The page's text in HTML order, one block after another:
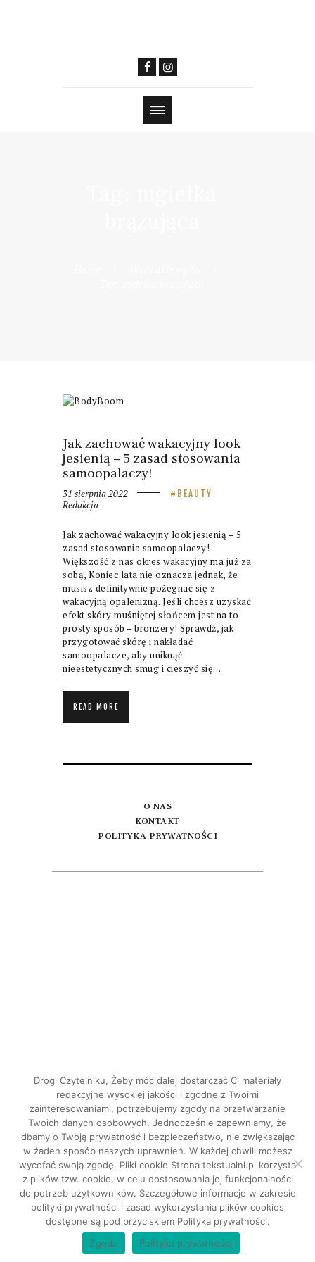
Jak zachować wakacyjny look
jesienią – 5 zasad stosowania
samoopalaczy!
31 sierpnia 2022 BEAUTY
Redakcja
Jak zachować wakacyjny look jesienią – 5
zasad stosowania samoopalaczy!
Większość z nas okres wakacyjny ma już za
sobą, Koniec lata nie oznacza jednak, że
musisz definitywnie pożegnać się z
wakacyjną opalenizną. Jeśli chcesz uzyskać
efekt skóry muśniętej słońcem jest na to
prosty sposób – bronzery! Sprawdź, jak
przygotować skórę i nakładać
samoopalacze, aby uniknąć
nieestetycznych smug i cieszyć się…
READ MORE
O NAS
KONTAKT
POLITYKA PRYWATNOŚCI
INSTAGRAM
FACEBOOK
Tekstualni © 2026. Wszystkie prawa
zastrzeżone.
Drogi Czytelniku, Żeby móc dalej dostarczać Ci materiały
redakcyjne wysokiej jakości i zgodne z Twoimi
zainteresowaniami, potrzebujemy zgody na przetwarzanie
Twoich danych osobowych. Jednocześnie zapewniamy, że
dbamy o Twoją prywatność i bezpieczeństwo, nie zwiększając
w żaden sposób naszych uprawnień. W każdej chwili możesz
wycofać swoją zgodę. Pliki cookie Strona tekstualni.pl korzysta
z plików tzw. cookie, w celu dostosowania jej funkcjonalności
do potrzeb użytkowników. Szczegółowe informacje w zakresie
polityki prywatności i zasad wykorzystania plików cookies
dostępne są pod przyciskiem Polityka prywatności.
Zgoda
Polityka prywatności